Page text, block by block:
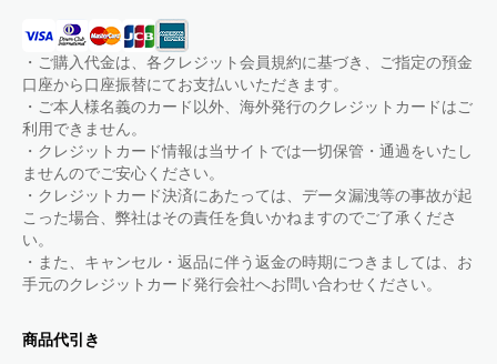
・ご購入代金は、各クレジット会員規約に基づき、ご指定の預金
口座から口座振替にてお支払いいただきます。
・ご本人様名義のカード以外、海外発行のクレジットカードはご
利用できません。
・クレジットカード情報は当サイトでは一切保管・通過をいたし
ませんのでご安心ください。
・クレジットカード決済にあたっては、データ漏洩等の事故が起
こった場合、弊社はその責任を負いかねますのでご了承くださ
い。
・また、キャンセル・返品に伴う返金の時期につきましては、お
手元のクレジットカード発行会社へお問い合わせください。
商品代引き